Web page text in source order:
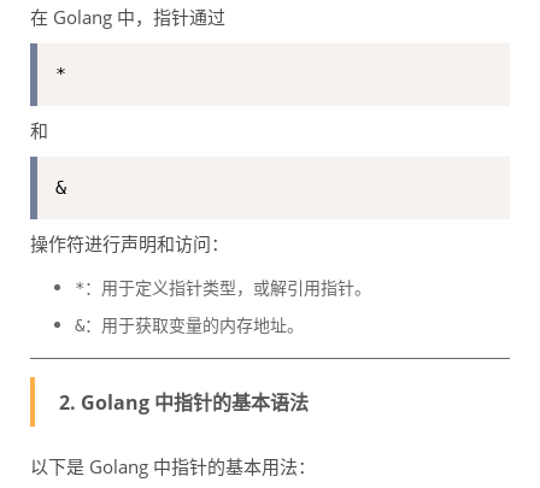
在 Golang 中，指针通过
*
和
&
操作符进行声明和访问：
*：用于定义指针类型，或解引用指针。
&：用于获取变量的内存地址。
2. Golang 中指针的基本语法
以下是 Golang 中指针的基本用法：